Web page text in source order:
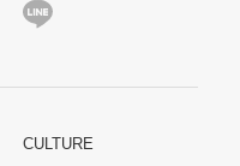
CULTURE